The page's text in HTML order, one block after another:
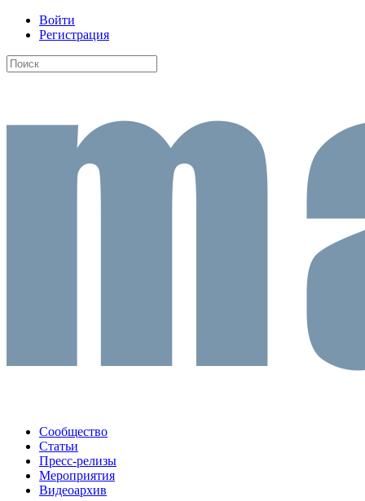
Войти
Регистрация
Сообщество
Статьи
Пресс-релизы
Мероприятия
Видеоархив